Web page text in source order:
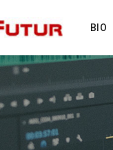
BIO